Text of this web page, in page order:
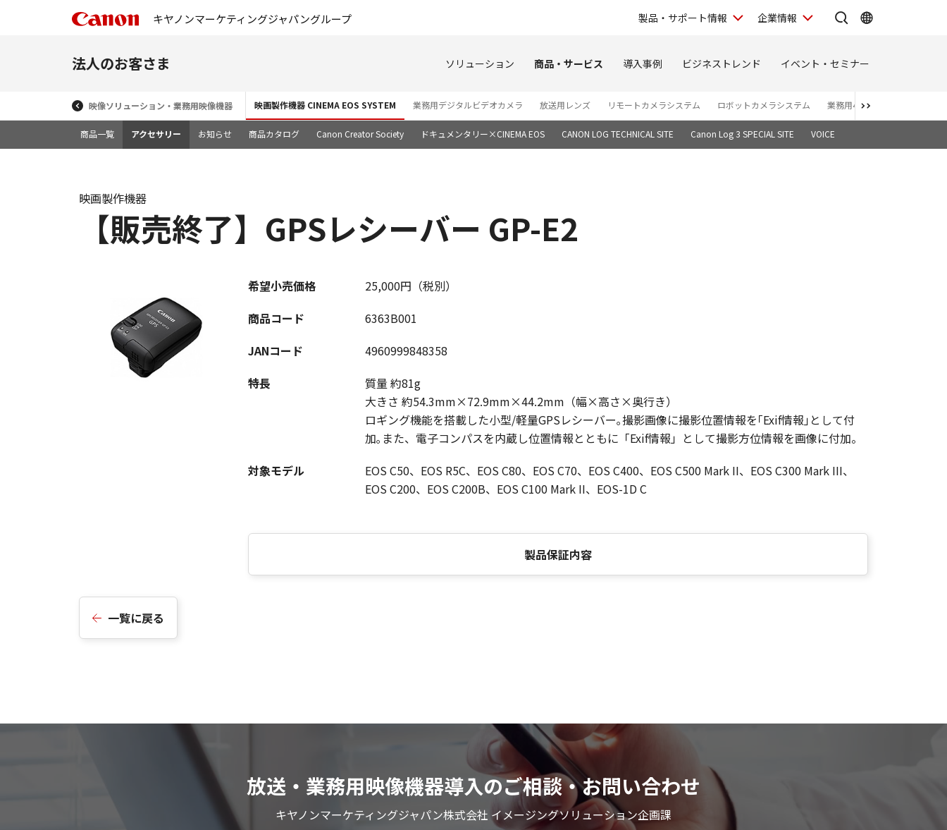
キヤノンマーケティングジャパングループ 製品・サポート情報 企業情報
法人のお客さま ソリューション 商品・サービス 導入事例 ビジネストレンド イベント・セミナー
映像ソリューション・業務用映像機器 映画製作機器 CINEMA EOS SYSTEM 業務用デジタルビデオカメラ 放送用レンズ リモートカメラシステム ロボットカメラシステム 業務用4Kディスプレイ
商品一覧 アクセサリー お知らせ 商品カタログ Canon Creator Society ドキュメンタリー×CINEMA EOS CANON LOG TECHNICAL SITE Canon Log 3 SPECIAL SITE VOICE
【販売終了】GPSレシーバー GP-E2
映画製作機器
希望小売価格
25,000円（税別）
商品コード
6363B001
JANコード
4960999848358
特長
質量 約81g
大きさ 約54.3mm×72.9mm×44.2mm（幅×高さ×奥行き）
ロギング機能を搭載した小型/軽量GPSレシーバー｡撮影画像に撮影位置情報を｢Exif情報｣として付
加｡また、電子コンパスを内蔵し位置情報とともに「Exif情報」として撮影方位情報を画像に付加。
対象モデル
EOS C50、EOS R5C、EOS C80、EOS C70、EOS C400、EOS C500 Mark II、EOS C300 Mark III、
EOS C200、EOS C200B、EOS C100 Mark II、EOS-1D C
製品保証内容
一覧に戻る
放送・業務用映像機器導入のご相談・お問い合わせ
キヤノンマーケティングジャパン株式会社 イメージングソリューション企画課